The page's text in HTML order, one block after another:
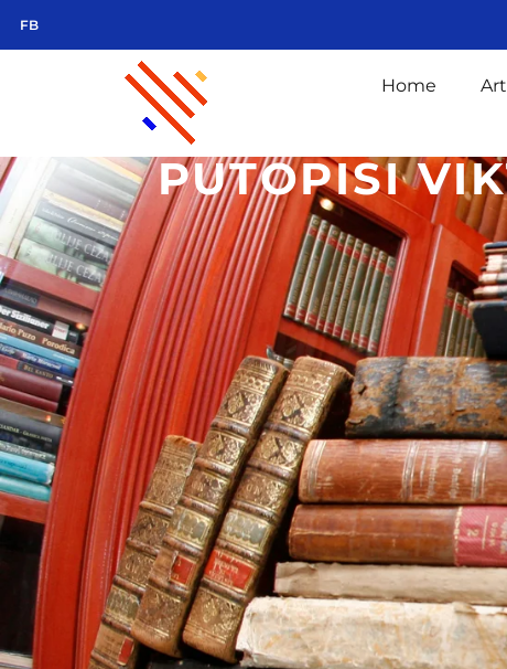
FB
Home Art
PUTOPISI